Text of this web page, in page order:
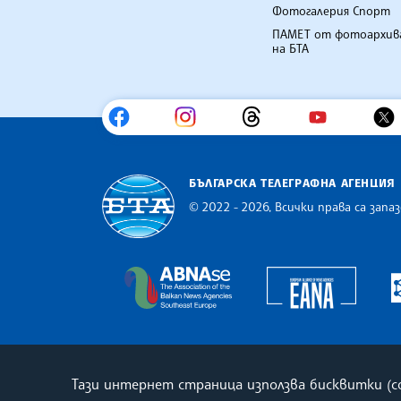
Фотогалерия Спорт
ПАМЕТ от
на БТА
БЪЛГАРСКА ТЕЛЕГРАФНА АГЕНЦИЯ
© 2022 - 2026, Всички права са
The Assocoation of the
Тази интернет страница използва бисквитки